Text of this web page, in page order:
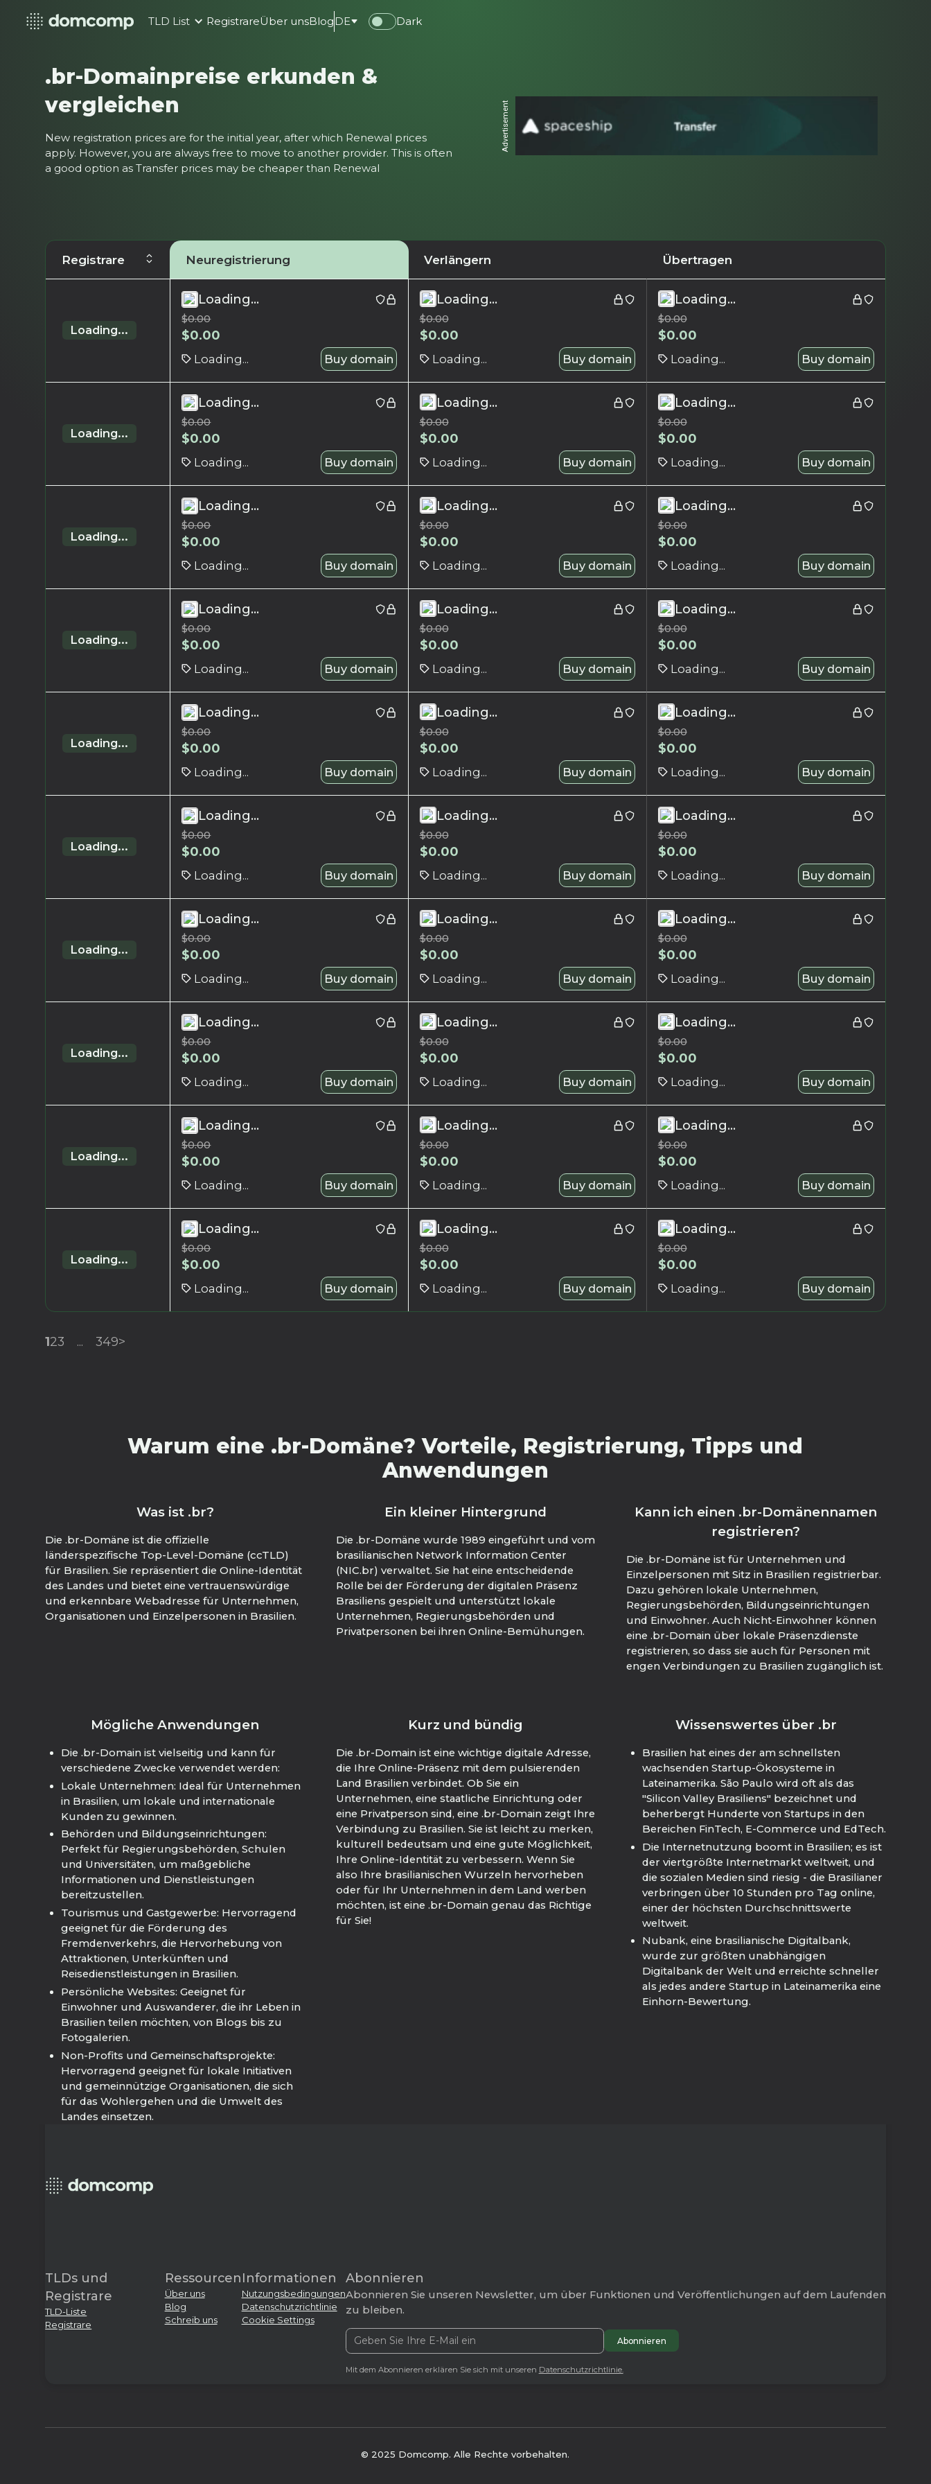
TLD List RegistrareÜber unsBlogDE Dark
.br-Domainpreise erkunden &
vergleichen
New registration prices are for the initial year, after which Renewal prices
apply. However, you are always free to move to another provider. This is often
a good option as Transfer prices may be cheaper than Renewal
Advertisement
Registrare Neuregistrierung Verlängern Übertragen
Loading...
Loading...
$0.00
$0.00
Loading... Buy domain
Loading...
$0.00
$0.00
Loading... Buy domain
Loading...
$0.00
$0.00
Loading... Buy domain
Loading...
Loading...
$0.00
$0.00
Loading... Buy domain
Loading...
$0.00
$0.00
Loading... Buy domain
Loading...
$0.00
$0.00
Loading... Buy domain
Loading...
Loading...
$0.00
$0.00
Loading... Buy domain
Loading...
$0.00
$0.00
Loading... Buy domain
Loading...
$0.00
$0.00
Loading... Buy domain
Loading...
Loading...
$0.00
$0.00
Loading... Buy domain
Loading...
$0.00
$0.00
Loading... Buy domain
Loading...
$0.00
$0.00
Loading... Buy domain
Loading...
Loading...
$0.00
$0.00
Loading... Buy domain
Loading...
$0.00
$0.00
Loading... Buy domain
Loading...
$0.00
$0.00
Loading... Buy domain
Loading...
Loading...
$0.00
$0.00
Loading... Buy domain
Loading...
$0.00
$0.00
Loading... Buy domain
Loading...
$0.00
$0.00
Loading... Buy domain
Loading...
Loading...
$0.00
$0.00
Loading... Buy domain
Loading...
$0.00
$0.00
Loading... Buy domain
Loading...
$0.00
$0.00
Loading... Buy domain
Loading...
Loading...
$0.00
$0.00
Loading... Buy domain
Loading...
$0.00
$0.00
Loading... Buy domain
Loading...
$0.00
$0.00
Loading... Buy domain
Loading...
Loading...
$0.00
$0.00
Loading... Buy domain
Loading...
$0.00
$0.00
Loading... Buy domain
Loading...
$0.00
$0.00
Loading... Buy domain
Loading...
Loading...
$0.00
$0.00
Loading... Buy domain
Loading...
$0.00
$0.00
Loading... Buy domain
Loading...
$0.00
$0.00
Loading... Buy domain
123 ... 349>
Warum eine .br-Domäne? Vorteile, Registrierung, Tipps und
Anwendungen
Was ist .br?
Die .br-Domäne ist die offizielle
länderspezifische Top-Level-Domäne (ccTLD)
für Brasilien. Sie repräsentiert die Online-Identität
des Landes und bietet eine vertrauenswürdige
und erkennbare Webadresse für Unternehmen,
Organisationen und Einzelpersonen in Brasilien.
Ein kleiner Hintergrund
Die .br-Domäne wurde 1989 eingeführt und vom
brasilianischen Network Information Center
(NIC.br) verwaltet. Sie hat eine entscheidende
Rolle bei der Förderung der digitalen Präsenz
Brasiliens gespielt und unterstützt lokale
Unternehmen, Regierungsbehörden und
Privatpersonen bei ihren Online-Bemühungen.
Kann ich einen .br-Domänennamen
registrieren?
Die .br-Domäne ist für Unternehmen und
Einzelpersonen mit Sitz in Brasilien registrierbar.
Dazu gehören lokale Unternehmen,
Regierungsbehörden, Bildungseinrichtungen
und Einwohner. Auch Nicht-Einwohner können
eine .br-Domain über lokale Präsenzdienste
registrieren, so dass sie auch für Personen mit
engen Verbindungen zu Brasilien zugänglich ist.
Mögliche Anwendungen
Die .br-Domain ist vielseitig und kann für
verschiedene Zwecke verwendet werden:
Lokale Unternehmen: Ideal für Unternehmen
in Brasilien, um lokale und internationale
Kunden zu gewinnen.
Behörden und Bildungseinrichtungen:
Perfekt für Regierungsbehörden, Schulen
und Universitäten, um maßgebliche
Informationen und Dienstleistungen
bereitzustellen.
Tourismus und Gastgewerbe: Hervorragend
geeignet für die Förderung des
Fremdenverkehrs, die Hervorhebung von
Attraktionen, Unterkünften und
Reisedienstleistungen in Brasilien.
Persönliche Websites: Geeignet für
Einwohner und Auswanderer, die ihr Leben in
Brasilien teilen möchten, von Blogs bis zu
Fotogalerien.
Non-Profits und Gemeinschaftsprojekte:
Hervorragend geeignet für lokale Initiativen
und gemeinnützige Organisationen, die sich
für das Wohlergehen und die Umwelt des
Landes einsetzen.
Kurz und bündig
Die .br-Domain ist eine wichtige digitale Adresse,
die Ihre Online-Präsenz mit dem pulsierenden
Land Brasilien verbindet. Ob Sie ein
Unternehmen, eine staatliche Einrichtung oder
eine Privatperson sind, eine .br-Domain zeigt Ihre
Verbindung zu Brasilien. Sie ist leicht zu merken,
kulturell bedeutsam und eine gute Möglichkeit,
Ihre Online-Identität zu verbessern. Wenn Sie
also Ihre brasilianischen Wurzeln hervorheben
oder für Ihr Unternehmen in dem Land werben
möchten, ist eine .br-Domain genau das Richtige
für Sie!
Wissenswertes über .br
Brasilien hat eines der am schnellsten
wachsenden Startup-Ökosysteme in
Lateinamerika. São Paulo wird oft als das
"Silicon Valley Brasiliens" bezeichnet und
beherbergt Hunderte von Startups in den
Bereichen FinTech, E-Commerce und EdTech.
Die Internetnutzung boomt in Brasilien; es ist
der viertgrößte Internetmarkt weltweit, und
die sozialen Medien sind riesig - die Brasilianer
verbringen über 10 Stunden pro Tag online,
einer der höchsten Durchschnittswerte
weltweit.
Nubank, eine brasilianische Digitalbank,
wurde zur größten unabhängigen
Digitalbank der Welt und erreichte schneller
als jedes andere Startup in Lateinamerika eine
Einhorn-Bewertung.
TLDs und
Registrare
TLD-Liste
Registrare
Ressourcen
Über uns
Blog
Schreib uns
Informationen
Nutzungsbedingungen
Datenschutzrichtlinie
Cookie Settings
Abonnieren
Abonnieren Sie unseren Newsletter, um über Funktionen und Veröffentlichungen auf dem Laufenden
zu bleiben.
Mit dem Abonnieren erklären Sie sich mit unseren Datenschutzrichtlinie.
© 2025 Domcomp. Alle Rechte vorbehalten.